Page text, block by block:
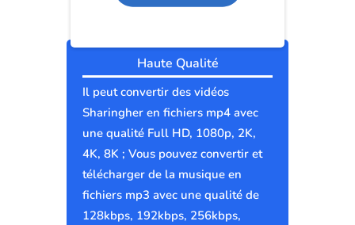
Haute Qualité
Il peut convertir des vidéos
Sharingher en fichiers mp4 avec
une qualité Full HD, 1080p, 2K,
4K, 8K ; Vous pouvez convertir et
télécharger de la musique en
fichiers mp3 avec une qualité de
128kbps, 192kbps, 256kbps,